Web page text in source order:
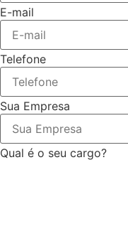
E-mail
Telefone
Sua Empresa
Qual é o seu cargo?